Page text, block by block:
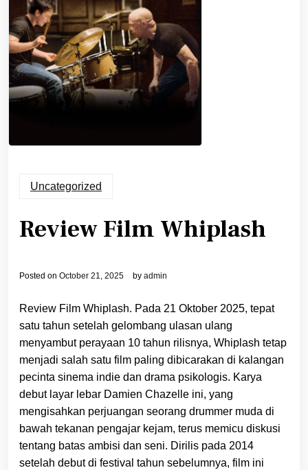
Uncategorized
Review Film Whiplash
Posted on October 21, 2025 by admin
Review Film Whiplash. Pada 21 Oktober 2025, tepat
satu tahun setelah gelombang ulasan ulang
menyambut perayaan 10 tahun rilisnya, Whiplash tetap
menjadi salah satu film paling dibicarakan di kalangan
pecinta sinema indie dan drama psikologis. Karya
debut layar lebar Damien Chazelle ini, yang
mengisahkan perjuangan seorang drummer muda di
bawah tekanan pengajar kejam, terus memicu diskusi
tentang batas ambisi dan seni. Dirilis pada 2014
setelah debut di festival tahun sebelumnya, film ini